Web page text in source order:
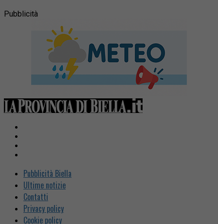
Pubblicità
Pubblicità Biella
Ultime notizie
Contatti
Privacy policy
Cookie policy